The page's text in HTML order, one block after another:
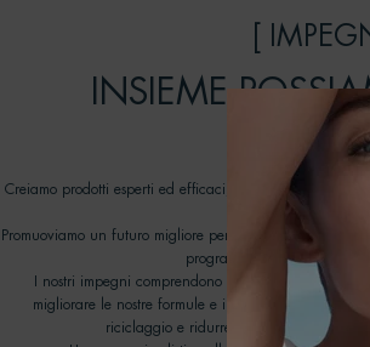
[
INSIEME
Creiamo prodotti esperti ed efficaci, pensati per durare:
Promuoviamo un futuro migliore per i nostri oceani
programma Biotherm Water
I nostri impegni comprendono tutti gli aspetti della
migliorare le nostre formule e i progetti di
riciclaggio e ridurre al minimo il nostro